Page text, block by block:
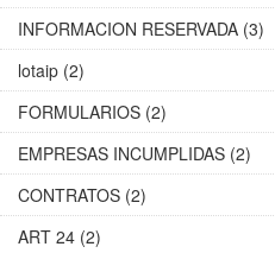
INFORMACION RESERVADA (3)
lotaip (2)
FORMULARIOS (2)
EMPRESAS INCUMPLIDAS (2)
CONTRATOS (2)
ART 24 (2)